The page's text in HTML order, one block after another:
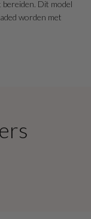
Dit model
worden met